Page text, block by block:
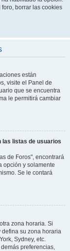
borrar las cookies
están
visite el Panel de
que se encuentra
le permitirá cambiar
las listas de usuarios
de Foros", encontrará
opción y solamente
Se le contará
zona horaria. Si
defina su zona horaria
Sydney, etc.
preferencias,